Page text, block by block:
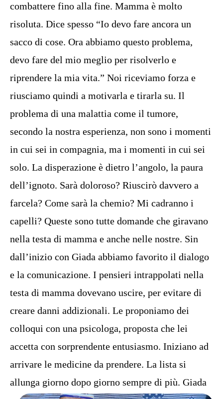
combattere fino alla fine. Mamma è molto
risoluta. Dice spesso “Io devo fare ancora un
sacco di cose. Ora abbiamo questo problema,
devo fare del mio meglio per risolverlo e
riprendere la mia vita.” Noi riceviamo forza e
riusciamo quindi a motivarla e tirarla su. Il
problema di una malattia come il tumore,
secondo la nostra esperienza, non sono i momenti
in cui sei in compagnia, ma i momenti in cui sei
solo. La disperazione è dietro l’angolo, la paura
dell’ignoto. Sarà doloroso? Riuscirò davvero a
farcela? Come sarà la chemio? Mi cadranno i
capelli? Queste sono tutte domande che giravano
nella testa di mamma e anche nelle nostre. Sin
dall’inizio con Giada abbiamo favorito il dialogo
e la comunicazione. I pensieri intrappolati nella
testa di mamma dovevano uscire, per evitare di
creare danni addizionali. Le proponiamo dei
colloqui con una psicologa, proposta che lei
accetta con sorprendente entusiasmo. Iniziano ad
arrivare le medicine da prendere. La lista si
allunga giorno dopo giorno sempre di più. Giada